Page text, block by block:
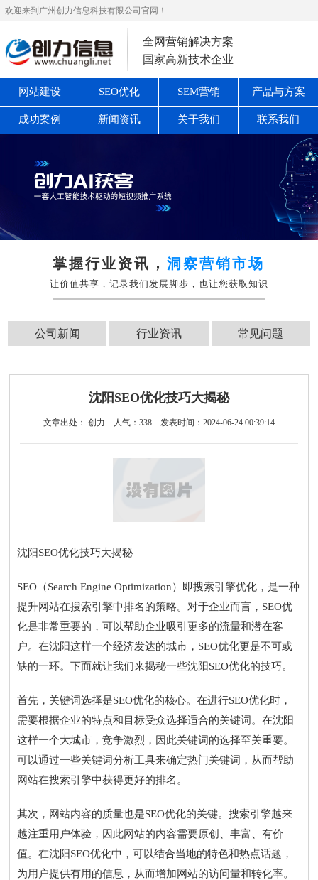
欢迎来到广州创力信息科技有限公司官网！
全网营销解决方案
国家高新技术企业
网站建设 SEO优化 SEM营销 产品与方案
成功案例 新闻资讯 关于我们 联系我们
掌握行业资讯，洞察营销市场
让价值共享，记录我们发展脚步，也让您获取知识
公司新闻 行业资讯 常见问题
沈阳SEO优化技巧大揭秘
文章出处： 创力 人气： 338 发表时间：2024-06-24 00:39:14
沈阳SEO优化技巧大揭秘
SEO（Search Engine Optimization）即搜索引擎优化，是一种
提升网站在搜索引擎中排名的策略。对于企业而言，SEO优
化是非常重要的，可以帮助企业吸引更多的流量和潜在客
户。在沈阳这样一个经济发达的城市，SEO优化更是不可或
缺的一环。下面就让我们来揭秘一些沈阳SEO优化的技巧。
首先，关键词选择是SEO优化的核心。在进行SEO优化时，
需要根据企业的特点和目标受众选择适合的关键词。在沈阳
这样一个大城市，竞争激烈，因此关键词的选择至关重要。
可以通过一些关键词分析工具来确定热门关键词，从而帮助
网站在搜索引擎中获得更好的排名。
其次，网站内容的质量也是SEO优化的关键。搜索引擎越来
越注重用户体验，因此网站的内容需要原创、丰富、有价
值。在沈阳SEO优化中，可以结合当地的特色和热点话题，
为用户提供有用的信息，从而增加网站的访问量和转化率。